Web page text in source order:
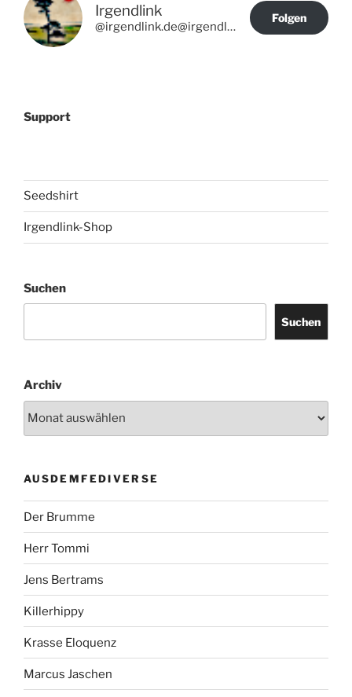
Irgendlink
@irgendlink.de@irgendlink.de
Folgen
Support
Seedshirt
Irgendlink-Shop
Suchen
Suchen
Archiv
AUSDEMFEDIVERSE
Der Brumme
Herr Tommi
Jens Bertrams
Killerhippy
Krasse Eloquenz
Marcus Jaschen